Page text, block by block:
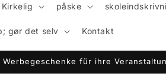
Kirkelig påske
gør det selv Kontakt
für ihre